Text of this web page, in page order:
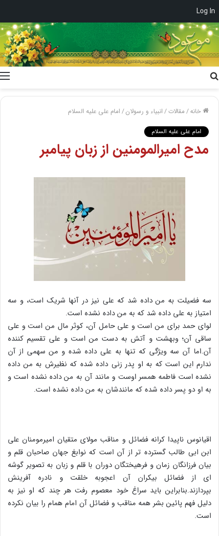
Log In
خانه/مقالات/انبیاء و رسولان/امام علی علیه السلام
امام علی علیه السلام
مدح امیرالمومنین از زبان پیامبر
سه فضیلت به من داده شد که علی نیز در آنها شریک است، و سه
امتیاز به علی داده شد که به من داده نشده است.
لوای حمد برای من است و علی حامل آن، کوثر مال من است و علی
ساقی آن؛ وبهشت و آتش به دست من است و علی تقسیم کننده
آن.اما آن سه ویژگی که تنها به علی داده شده و من سهمی از آن
ندارم این است که به او پدر زنی داده شده که نظیرش به من داده
نشده است فاطمه همسر اوست و مانند آن به من داده نشده است و
به او دو پسر داده شده که مانندشان به من داده نشده است.
اقیانوس ناپیدا کرانه فضائل و مناقب مولای متقیان امیرمومنان علی
ابن ابی طالب گسترده تر از آن است که نوابغ جهان صاحبان قلم و
بیان فرزانگان زمان و فرهیختگان دوران با قلم و زبان به تصویر گوشه
ای از فضائل بیکران آن اعجوبه خلقت و نادره آفرینش
بپردازند.بنابراین باید سراغ خود معصوم رفت هر چند که او نیز به
دلیل فهم پائین بشر همه مناقب و فضائل آن امام همام را بیان نکرده
است.